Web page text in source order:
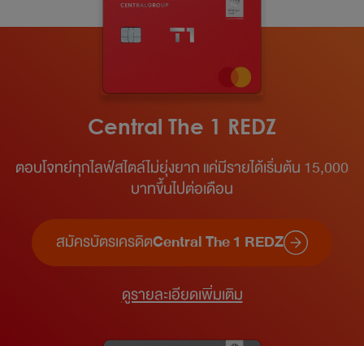
Central The 1 REDZ
ตอบโจทย์ทุกไลฟ์สไตล์ไม่ยุ่งยาก แค่มีรายได้เริ่มต้น 15,000
บาทขึ้นไปต่อเดือน​
สมัครบัตรเครดิตCentral The 1 REDZ
ดูรายละเอียดเพิ่มเติม